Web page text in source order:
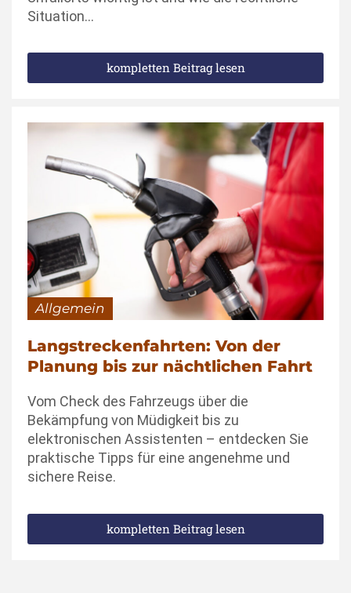
Situation…
kompletten Beitrag lesen
Allgemein
Langstreckenfahrten: Von der
Planung bis zur nächtlichen Fahrt
Vom Check des Fahrzeugs über die
Bekämpfung von Müdigkeit bis zu
elektronischen Assistenten – entdecken Sie
praktische Tipps für eine angenehme und
sichere Reise.
kompletten Beitrag lesen